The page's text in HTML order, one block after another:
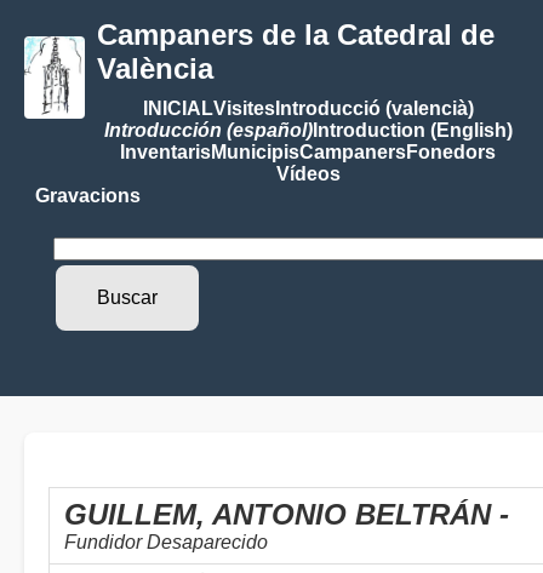
Campaners de la Catedral de
València
INICIALVisitesIntroducció (valencià)
Introducción (español)Introduction (English)
InventarisMunicipisCampanersFonedors
Vídeos
Gravacions
GUILLEM, ANTONIO BELTRÁN -
Fundidor Desaparecido